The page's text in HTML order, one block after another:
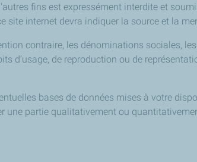
fins est expressément interdite et
site internet devra indiquer la source et la
contraire, les dénominations sociales,
d’usage, de reproduction ou de
bases de données mises à votre
une partie qualitativement ou